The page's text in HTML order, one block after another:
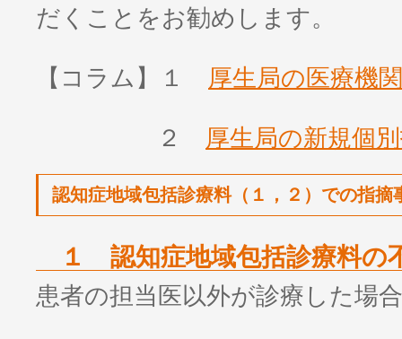
だくことをお勧めします。
【コラム】１ 厚生局の医療機
２ 厚生局の新規個
認知症地域包括診療料（１，２）での指摘
１ 認知症地域包括診療料の
患者の担当医以外が診療した場